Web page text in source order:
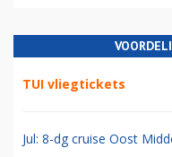
TUI vliegtickets
Jul: 8-dg cruise Oost